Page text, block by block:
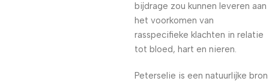
bijdrage zou kunnen leveren aan
het voorkomen van
rasspecifieke klachten in relatie
tot bloed, hart en nieren.
Peterselie is een natuurlijke bron